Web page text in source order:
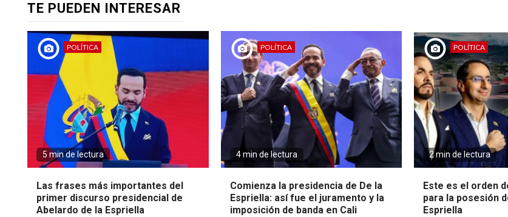
TE PUEDEN INTERESAR
POLÍTICA
5 min de lectura
Las frases más importantes del
primer discurso presidencial de
Abelardo de la Espriella
POLÍTICA
4 min de lectura
Comienza la presidencia de De la
Espriella: así fue el juramento y la
imposición de banda en Cali
POLÍTICA
2 min de lectura
Este es el orden
para la posesión
Espriella